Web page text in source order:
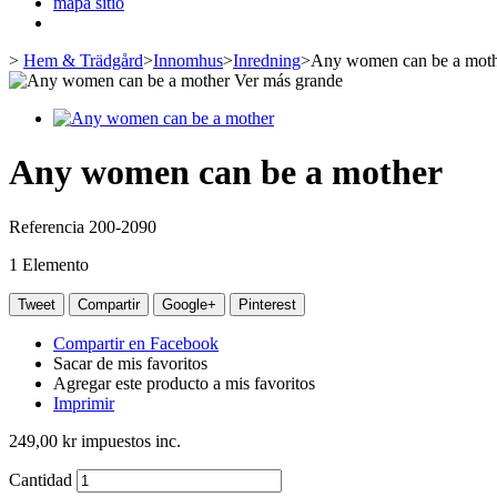
> Hem & Trädgård>Innomhus>Inredning>Any women can be a
Ver más grande
Any women can be a mother
Referencia 200-2090
1 Elemento
Tweet Compartir Google+ Pinterest
Compartir en Facebook
Sacar de mis favoritos
Agregar este producto a mis favoritos
Imprimir
249,00 krimpuestos inc.
Cantidad